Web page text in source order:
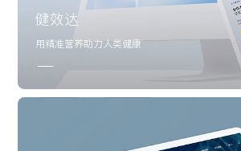
健效达
用精准营养助力人类健康